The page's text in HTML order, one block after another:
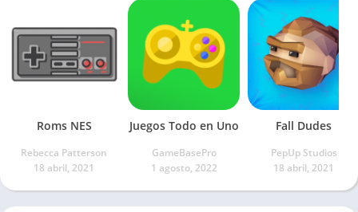
Roms NES
Rebecca Patterson
18 abril, 2021
Juegos Todo en Uno
GameBasePro
1 agosto, 2022
Fall Dudes
PepUp Studios
18 abril, 2021